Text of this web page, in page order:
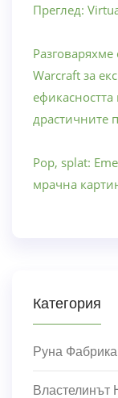
Преглед:
Warcraft за
драстичните
Pop, splat:
мрачна
Категория
Руна Фабрика
Властелинът